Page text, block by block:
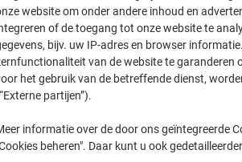
MC
en/of eerder gekochte cartridges te tonen
OKI MC 351 DN
website om onder andere inhoud en
of de toegang tot onze website te
bijv. uw IP-adres en browser
van de website te garanderen
het gebruik van de betreffende dienst,
partijen”).
informatie over de door ons geïntegreerde
beheren". Daar kunt u ook